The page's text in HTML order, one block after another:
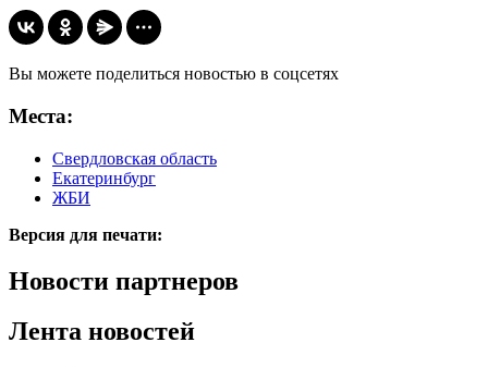
Вы можете поделиться новостью в соцсетях
Места:
Свердловская область
Екатеринбург
ЖБИ
Версия для печати:
Новости партнеров
Лента новостей